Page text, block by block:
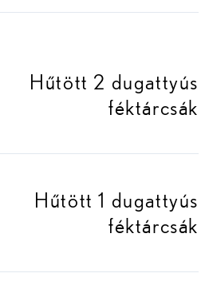
Hűtött 2 dugattyús
féktárcsák
Hűtött 1 dugattyús
féktárcsák